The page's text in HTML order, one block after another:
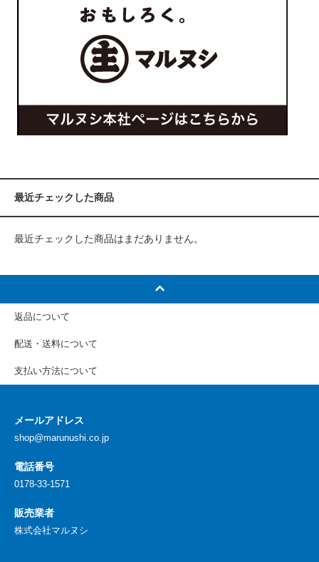
最近チェックした商品
最近チェックした商品はまだありません。
返品について
配送・送料について
支払い方法について
メールアドレス
shop@marunushi.co.jp
電話番号
0178-33-1571
販売業者
株式会社マルヌシ